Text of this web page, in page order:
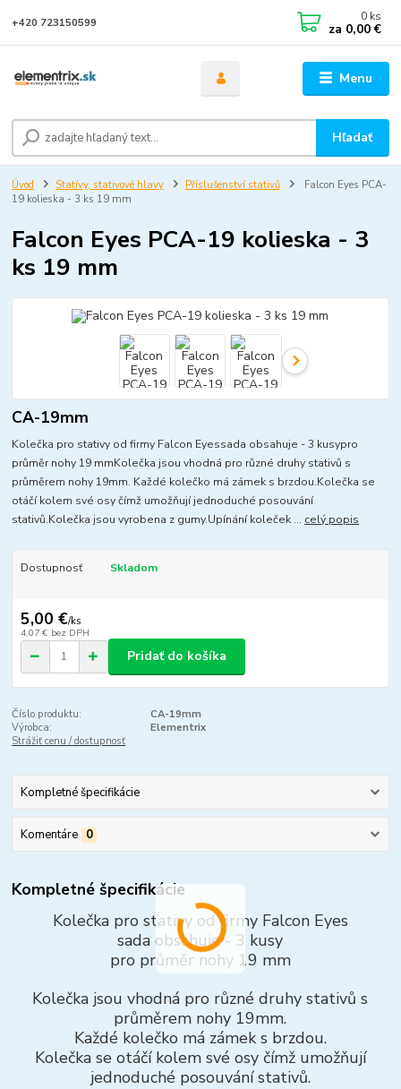
Menu
Hľadať
+420 723150599 0 ks
za 0,00 €
Úvod Statívy, stativové hlavy Příslušenství stativů
Falcon Eyes PCA-
19 kolieska - 3 ks 19 mm
Falcon Eyes PCA-19 kolieska - 3
ks 19 mm
CA-19mm
Kolečka pro stativy od firmy Falcon Eyessada obsahuje - 3 kusypro
průměr nohy 19 mmKolečka jsou vhodná pro různé druhy stativů s
průměrem nohy 19mm. Každé kolečko má zámek s brzdou.Kolečka se
otáčí kolem své osy čímž umožňují jednoduché posouvání
stativů.Kolečka jsou vyrobena z gumy.Upínání koleček ... celý popis
Dostupnosť Skladom
5,00 €/ks
4,07 € bez DPH
Pridať do košíka
Číslo produktu:
CA-19mm
Výrobca:
Elementrix
Strážiť cenu / dostupnosť
Kompletné špecifikácie
Komentáre 0
Kompletné špecifikácie
Kolečka pro stativy od firmy Falcon Eyes
sada obsahuje - 3 kusy
pro průměr nohy 19 mm
Kolečka jsou vhodná pro různé druhy stativů s
průměrem nohy 19mm.
Každé kolečko má zámek s brzdou.
Kolečka se otáčí kolem své osy čímž umožňují
jednoduché posouvání stativů.